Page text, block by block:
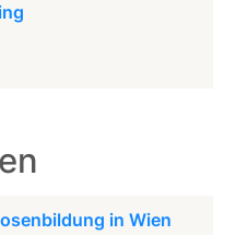
in Wien